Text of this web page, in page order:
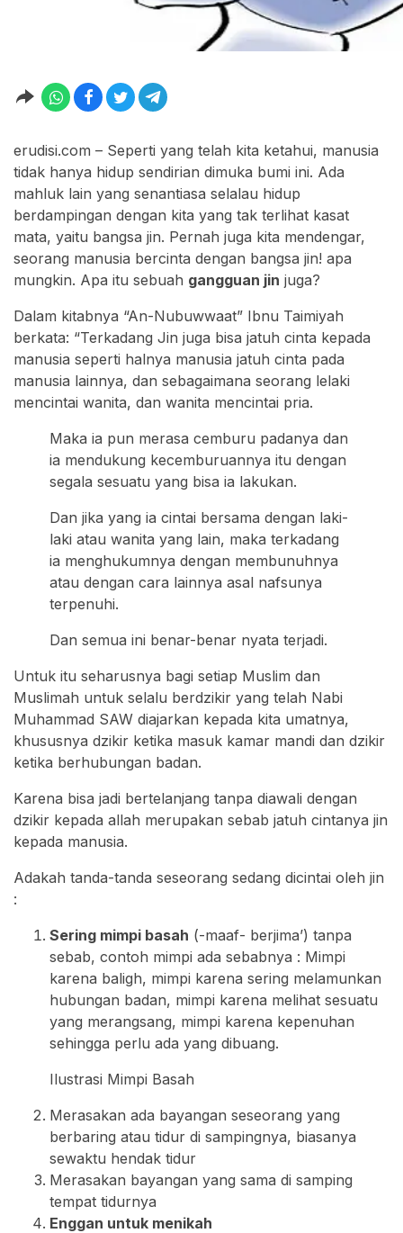
erudisi.com – Seperti yang telah kita ketahui, manusia
tidak hanya hidup sendirian dimuka bumi ini. Ada
mahluk lain yang senantiasa selalau hidup
berdampingan dengan kita yang tak terlihat kasat
mata, yaitu bangsa jin. Pernah juga kita mendengar,
seorang manusia bercinta dengan bangsa jin! apa
mungkin. Apa itu sebuah gangguan jin juga?
Dalam kitabnya “An-Nubuwwaat” Ibnu Taimiyah
berkata: “Terkadang Jin juga bisa jatuh cinta kepada
manusia seperti halnya manusia jatuh cinta pada
manusia lainnya, dan sebagaimana seorang lelaki
mencintai wanita, dan wanita mencintai pria.
Maka ia pun merasa cemburu padanya dan
ia mendukung kecemburuannya itu dengan
segala sesuatu yang bisa ia lakukan.
Dan jika yang ia cintai bersama dengan laki-
laki atau wanita yang lain, maka terkadang
ia menghukumnya dengan membunuhnya
atau dengan cara lainnya asal nafsunya
terpenuhi.
Dan semua ini benar-benar nyata terjadi.
Untuk itu seharusnya bagi setiap Muslim dan
Muslimah untuk selalu berdzikir yang telah Nabi
Muhammad SAW diajarkan kepada kita umatnya,
khususnya dzikir ketika masuk kamar mandi dan dzikir
ketika berhubungan badan.
Karena bisa jadi bertelanjang tanpa diawali dengan
dzikir kepada allah merupakan sebab jatuh cintanya jin
kepada manusia.
Adakah tanda-tanda seseorang sedang dicintai oleh jin
:
Sering mimpi basah (-maaf- berjima’) tanpa
sebab, contoh mimpi ada sebabnya : Mimpi
karena baligh, mimpi karena sering melamunkan
hubungan badan, mimpi karena melihat sesuatu
yang merangsang, mimpi karena kepenuhan
sehingga perlu ada yang dibuang.
Ilustrasi Mimpi Basah
Merasakan ada bayangan seseorang yang
berbaring atau tidur di sampingnya, biasanya
sewaktu hendak tidur
Merasakan bayangan yang sama di samping
tempat tidurnya
Enggan untuk menikah